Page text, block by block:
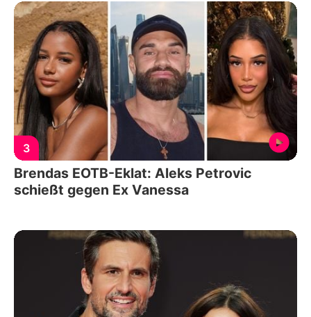
3
Brendas EOTB-Eklat: Aleks Petrovic
schießt gegen Ex Vanessa